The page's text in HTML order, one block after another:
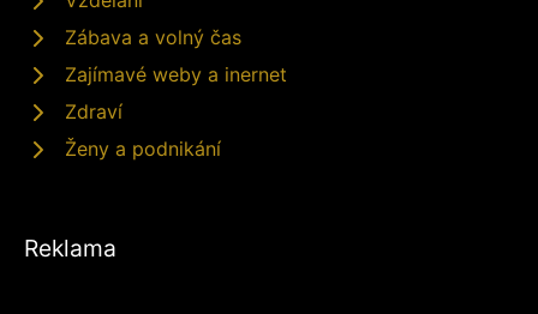
Zábava a volný čas
Zajímavé weby a inernet
Zdraví
Ženy a podnikání
Reklama